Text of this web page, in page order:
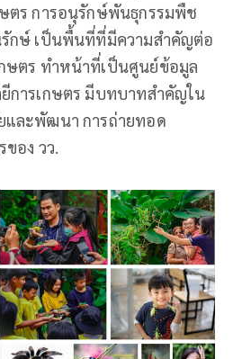
ตร การอนุรักษ์พันธุกรรมพืช
รักษ์ เป็นพื้นที่ที่มีความสำคัญต่อ
ษตร ทำหน้าที่เป็นศูนย์ข้อมูล
การเกษตร มีบทบาทสำคัญใน
และพัฒนา การถ่ายทอด
ของ วว.